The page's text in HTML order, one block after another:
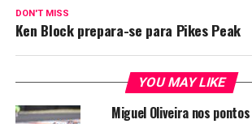
DON'T MISS
Ken Block prepara-se para Pikes Peak
YOU MAY LIKE
Miguel Oliveira nos